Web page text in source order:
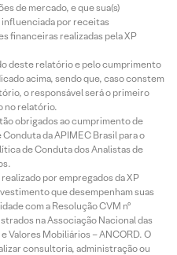
de mercado, e que sua(s)
influenciada por receitas
financeiras realizadas pela XP
deste relatório e pelo cumprimento
acima, sendo que, caso constem
o responsável será o primeiro
no relatório.
obrigados ao cumprimento de
da APIMEC Brasil para o
de Conduta dos Analistas de
por empregados da XP
que desempenham suas
com a Resolução CVM nº
na Associação Nacional das
Valores Mobiliários – ANCORD. O
consultoria, administração ou